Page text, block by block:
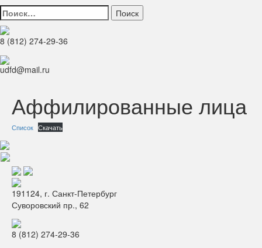
Найти:
8 (812) 274-29-36
udfd@mail.ru
Аффилированные лица
Список Скачать
191124, г. Санкт-Петербург
Суворовский пр., 62
8 (812) 274-29-36